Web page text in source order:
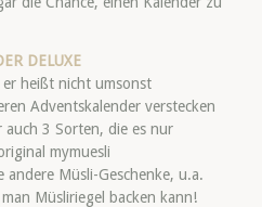
DELUXE
heißt nicht umsonst
Adventskalender verstecken
auch 3 Sorten, die es nur
mymuesli
Müsli-Geschenke, u.a.
Müsliriegel backen kann!